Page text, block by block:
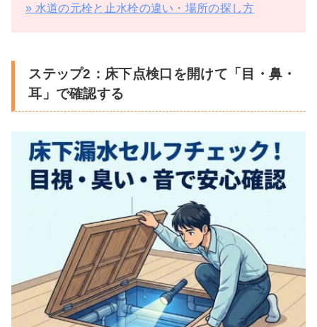
» 水道の元栓と止水栓の違い・場所の探し方
ステップ2：床下点検口を開けて「目・鼻・
耳」で確認する